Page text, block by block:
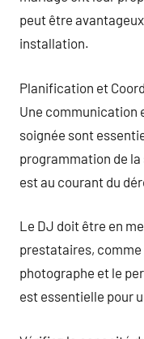
peut être
installation.
Planification et
Une communication
soignée sont
programmation de
est au courant du
Le DJ doit être en
prestataires, comme
photographe et le
est essentielle pour